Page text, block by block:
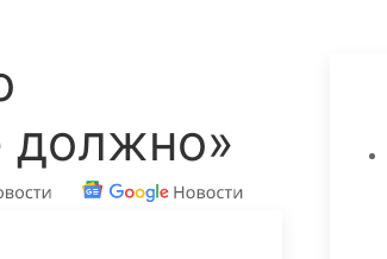
должно»